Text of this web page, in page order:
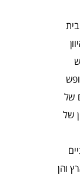
של
של
והן